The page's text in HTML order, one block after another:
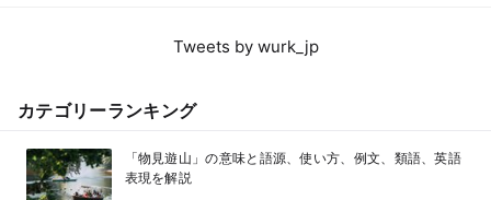
Tweets by wurk_jp
カテゴリーランキング
「物見遊山」の意味と語源、使い方、例文、類語、英語
表現を解説